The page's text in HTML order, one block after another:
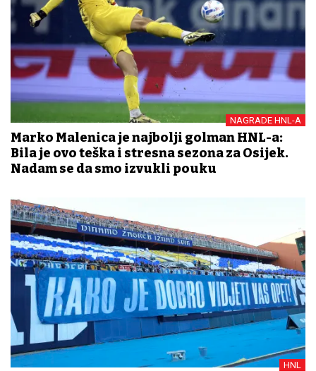
NAGRADE HNL-A
Marko Malenica je najbolji golman HNL-a:
Bila je ovo teška i stresna sezona za Osijek.
Nadam se da smo izvukli pouku
HNL